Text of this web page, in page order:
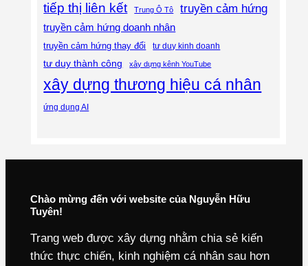
tiếp thị liên kết Trung Ô Tô truyền cảm hứng
truyền cảm hứng doanh nhân
truyền cảm hứng thay đổi tư duy kinh doanh
tư duy thành công xây dựng kênh YouTube
xây dựng thương hiệu cá nhân
ứng dụng AI
Chào mừng đến với website của Nguyễn Hữu
Tuyên!
Trang web được xây dựng nhằm chia sẻ kiến
thức thực chiến, kinh nghiệm cá nhân sau hơn